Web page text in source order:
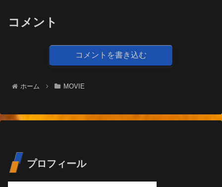
コメント
コメントを書き込む
ホーム MOVIE
プロフィール